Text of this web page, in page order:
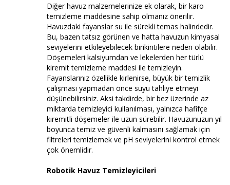
Diğer havuz malzemelerinize ek olarak, bir karo
temizleme maddesine sahip olmanız önerilir.
Havuzdaki fayanslar su ile sürekli temas halindedir.
Bu, bazen tatsız görünen ve hatta havuzun kimyasal
seviyelerini etkileyebilecek birikintilere neden olabilir.
Döşemeleri kalsiyumdan ve lekelerden her türlü
kiremit temizleme maddesi ile temizleyin.
Fayanslarınız özellikle kirlenirse, büyük bir temizlik
çalışması yapmadan önce suyu tahliye etmeyi
düşünebilirsiniz. Aksi takdirde, bir bez üzerinde az
miktarda temizleyici kullanılması, yalnızca hafifçe
kiremitli döşemeler ile uzun sürebilir. Havuzunuzun yıl
boyunca temiz ve güvenli kalmasını sağlamak için
filtreleri temizlemek ve pH seviyelerini kontrol etmek
çok önemlidir.
Robotik Havuz Temizleyicileri